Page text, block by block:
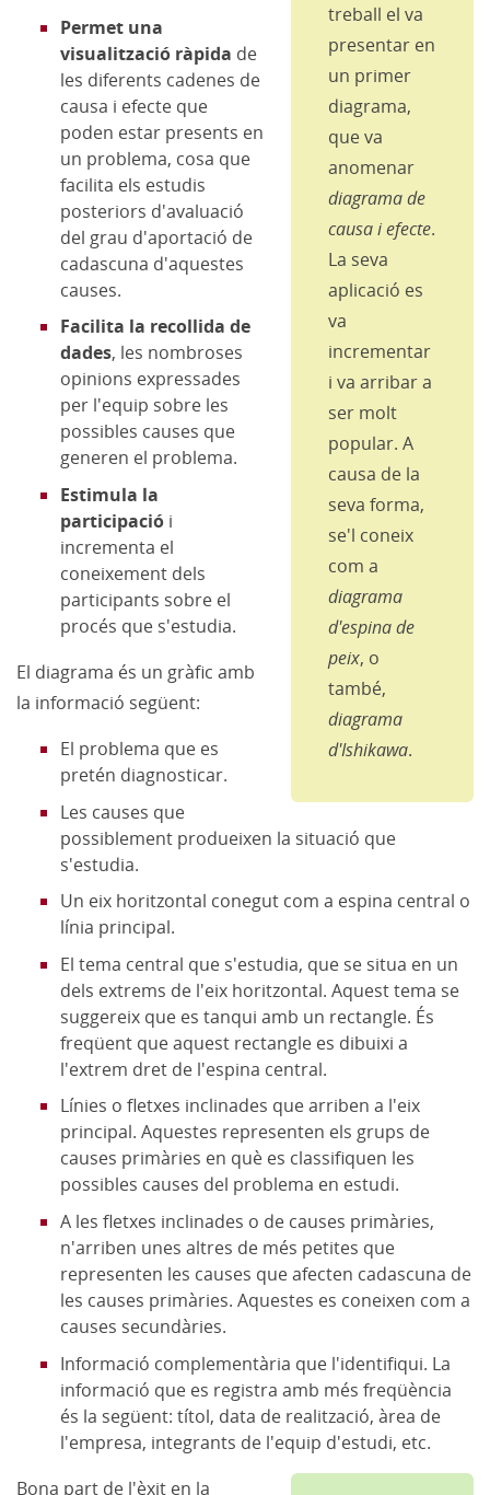
treball el va
presentar en
un primer
diagrama,
que va
anomenar
diagrama de
causa i efecte.
La seva
aplicació es
va
incrementar
i va arribar a
ser molt
popular. A
causa de la
seva forma,
se'l coneix
com a
diagrama
d'espina de
peix, o
també,
diagrama
d'Ishikawa.
Permet una
visualització ràpida de
les diferents cadenes de
causa i efecte que
poden estar presents en
un problema, cosa que
facilita els estudis
posteriors d'avaluació
del grau d'aportació de
cadascuna d'aquestes
causes.
Facilita la recollida de
dades, les nombroses
opinions expressades
per l'equip sobre les
possibles causes que
generen el problema.
Estimula la
participació i
incrementa el
coneixement dels
participants sobre el
procés que s'estudia.
El diagrama és un gràfic amb
la informació següent:
El problema que es
pretén diagnosticar.
Les causes que
possiblement produeixen la situació que
s'estudia.
Un eix horitzontal conegut com a espina central o
línia principal.
El tema central que s'estudia, que se situa en un
dels extrems de l'eix horitzontal. Aquest tema se
suggereix que es tanqui amb un rectangle. És
freqüent que aquest rectangle es dibuixi a
l'extrem dret de l'espina central.
Línies o fletxes inclinades que arriben a l'eix
principal. Aquestes representen els grups de
causes primàries en què es classifiquen les
possibles causes del problema en estudi.
A les fletxes inclinades o de causes primàries,
n'arriben unes altres de més petites que
representen les causes que afecten cadascuna de
les causes primàries. Aquestes es coneixen com a
causes secundàries.
Informació complementària que l'identifiqui. La
informació que es registra amb més freqüència
és la següent: títol, data de realització, àrea de
l'empresa, integrants de l'equip d'estudi, etc.
Bona part de l'èxit en la